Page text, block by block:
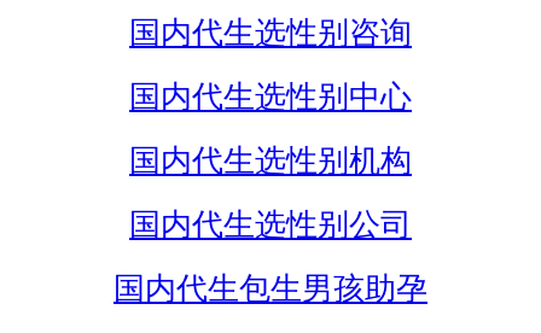
国内代生选性别咨询
国内代生选性别中心
国内代生选性别机构
国内代生选性别公司
国内代生包生男孩助孕